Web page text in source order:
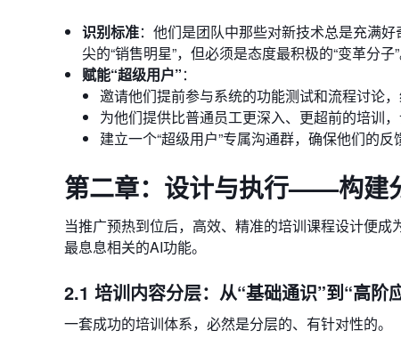
识别标准：他们是团队中那些对新技术总是充满
尖的“销售明星”，但必须是态度最积极的“变革分子”
赋能“超级用户”：
邀请他们提前参与系统的功能测试和流程讨论，
为他们提供比普通员工更深入、更超前的培训
建立一个“超级用户”专属沟通群，确保他们的
第二章：设计与执行——构建
当推广预热到位后，高效、精准的培训课程设计便
最息息相关的AI功能。
2.1 培训内容分层：从“基础通识”到“高阶
一套成功的培训体系，必然是分层的、有针对性的。